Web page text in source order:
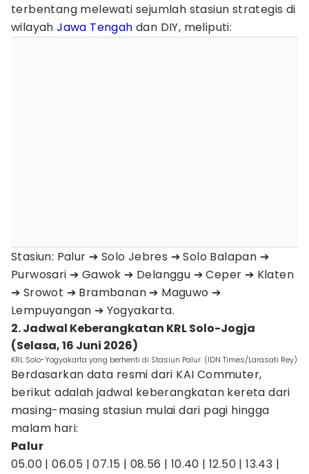
terbentang melewati sejumlah stasiun strategis di
wilayahJawa Tengah dan DIY, meliputi:
Stasiun: Palur ➔ Solo Jebres ➔ Solo Balapan ➔
Purwosari ➔ Gawok ➔ Delanggu ➔ Ceper ➔ Klaten
➔ Srowot ➔ Brambanan ➔ Maguwo ➔
Lempuyangan ➔ Yogyakarta.
2. Jadwal Keberangkatan KRL Solo-Jogja
(Selasa, 16 Juni 2026)
KRL Solo-Yogyakarta yang berhenti di Stasiun Palur. (IDN Times/Larasati Rey)
Berdasarkan data resmi dari KAI Commuter,
berikut adalah jadwal keberangkatan kereta dari
masing-masing stasiun mulai dari pagi hingga
malam hari:
Palur
05.00 | 06.05 | 07.15 | 08.56 | 10.40 | 12.50 | 13.43 |